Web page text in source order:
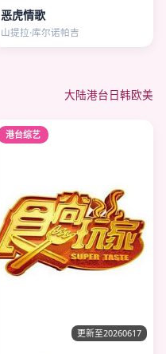
恶虎情歌
山提拉·库尔诺帕吉
大陆港台日韩欧美
港台综艺
更新至20260617